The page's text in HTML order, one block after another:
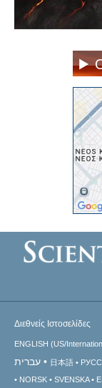
Διεθνείς Ιστοσελίδες
ENGLISH (US/
עברית 日本語
NORSK
SVENSKA